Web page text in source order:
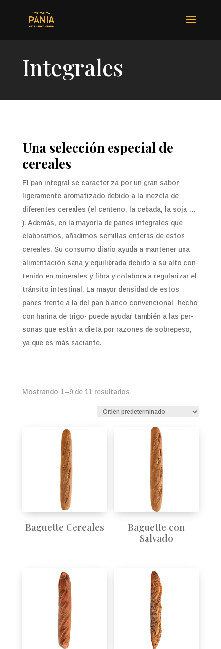
Integrales
Una selección especial de
cereales
El pan integral se caracteriza por un gran sabor
ligeramente aromatiza­do debido a la mezcla de
diferentes cereales (el centeno, la cebada, la soja …
). Además, en la mayoría de panes integrales que
elaboramos, añadimos semillas enteras de estos
cereales. Su consumo diario ayuda a mantener una
alimentación sana y equilibrada debido a su alto con­
tenido en minerales y fibra y colabora a regularizar el
tránsito intesti­nal. La mayor densidad de estos
panes frente a la del pan blanco con­vencional -hecho
con harina de trigo- puede ayudar también a las per­
sonas que están a dieta por razones de sobrepeso,
ya que es más saci­ante.
Mostrando 1–9 de 11 resultados
Baguette Cereales
Baguette con
Salvado